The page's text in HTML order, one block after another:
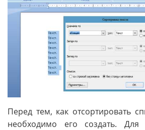
Перед тем, как отсортировать
необходимо его создать. Для